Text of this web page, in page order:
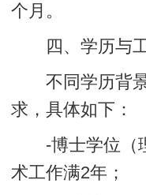
个月。
四、学历与工
不同学历背景
求，具体如下：
-博士学位（
术工作满2年；